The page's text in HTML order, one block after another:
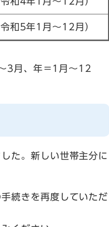
和5年1月～12月）
3月、年＝1月～12
た。新しい世帯主分に
続きを再度していただ